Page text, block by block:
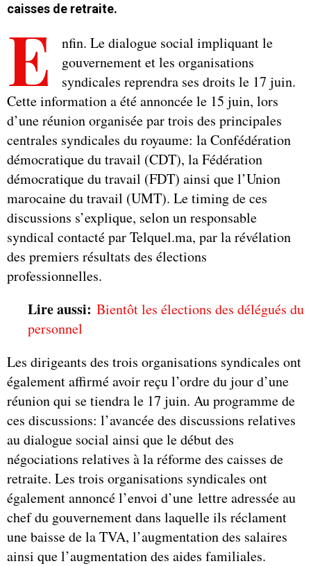
caisses de retraite.
E
nfin. Le dialogue social impliquant le
gouvernement et les organisations
syndicales reprendra ses droits le 17 juin.
Cette information a été annoncée le 15 juin, lors
d’une réunion organisée par trois des principales
centrales syndicales du royaume: la Confédération
démocratique du travail (CDT), la Fédération
démocratique du travail (FDT) ainsi que l’Union
marocaine du travail (UMT). Le timing de ces
discussions s’explique, selon un responsable
syndical contacté par Telquel.ma, par la révélation
des premiers résultats des élections
professionnelles.
Lire aussi: Bientôt les élections des délégués du
personnel
Les dirigeants des trois organisations syndicales ont
également affirmé avoir reçu l’ordre du jour d’une
réunion qui se tiendra le 17 juin. Au programme de
ces discussions: l’avancée des discussions relatives
au dialogue social ainsi que le début des
négociations relatives à la réforme des caisses de
retraite. Les trois organisations syndicales ont
également annoncé l’envoi d’une lettre adressée au
chef du gouvernement dans laquelle ils réclament
une baisse de la TVA, l’augmentation des salaires
ainsi que l’augmentation des aides familiales.